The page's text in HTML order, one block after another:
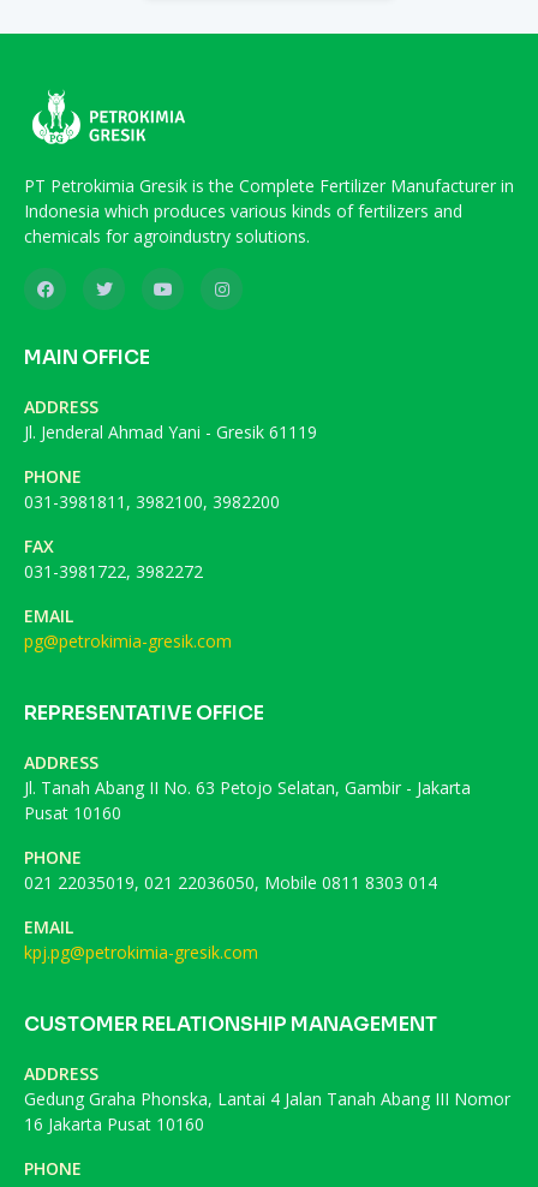
PT Petrokimia Gresik is the Complete Fertilizer Manufacturer in
Indonesia which produces various kinds of fertilizers and
chemicals for agroindustry solutions.
MAIN OFFICE
ADDRESS
Jl. Jenderal Ahmad Yani - Gresik 61119
PHONE
031-3981811, 3982100, 3982200
FAX
031-3981722, 3982272
EMAIL
pg@petrokimia-gresik.com
REPRESENTATIVE OFFICE
ADDRESS
Jl. Tanah Abang II No. 63 Petojo Selatan, Gambir - Jakarta
Pusat 10160
PHONE
021 22035019, 021 22036050, Mobile 0811 8303 014
EMAIL
kpj.pg@petrokimia-gresik.com
CUSTOMER RELATIONSHIP MANAGEMENT
ADDRESS
Gedung Graha Phonska, Lantai 4 Jalan Tanah Abang III Nomor
16 Jakarta Pusat 10160
PHONE